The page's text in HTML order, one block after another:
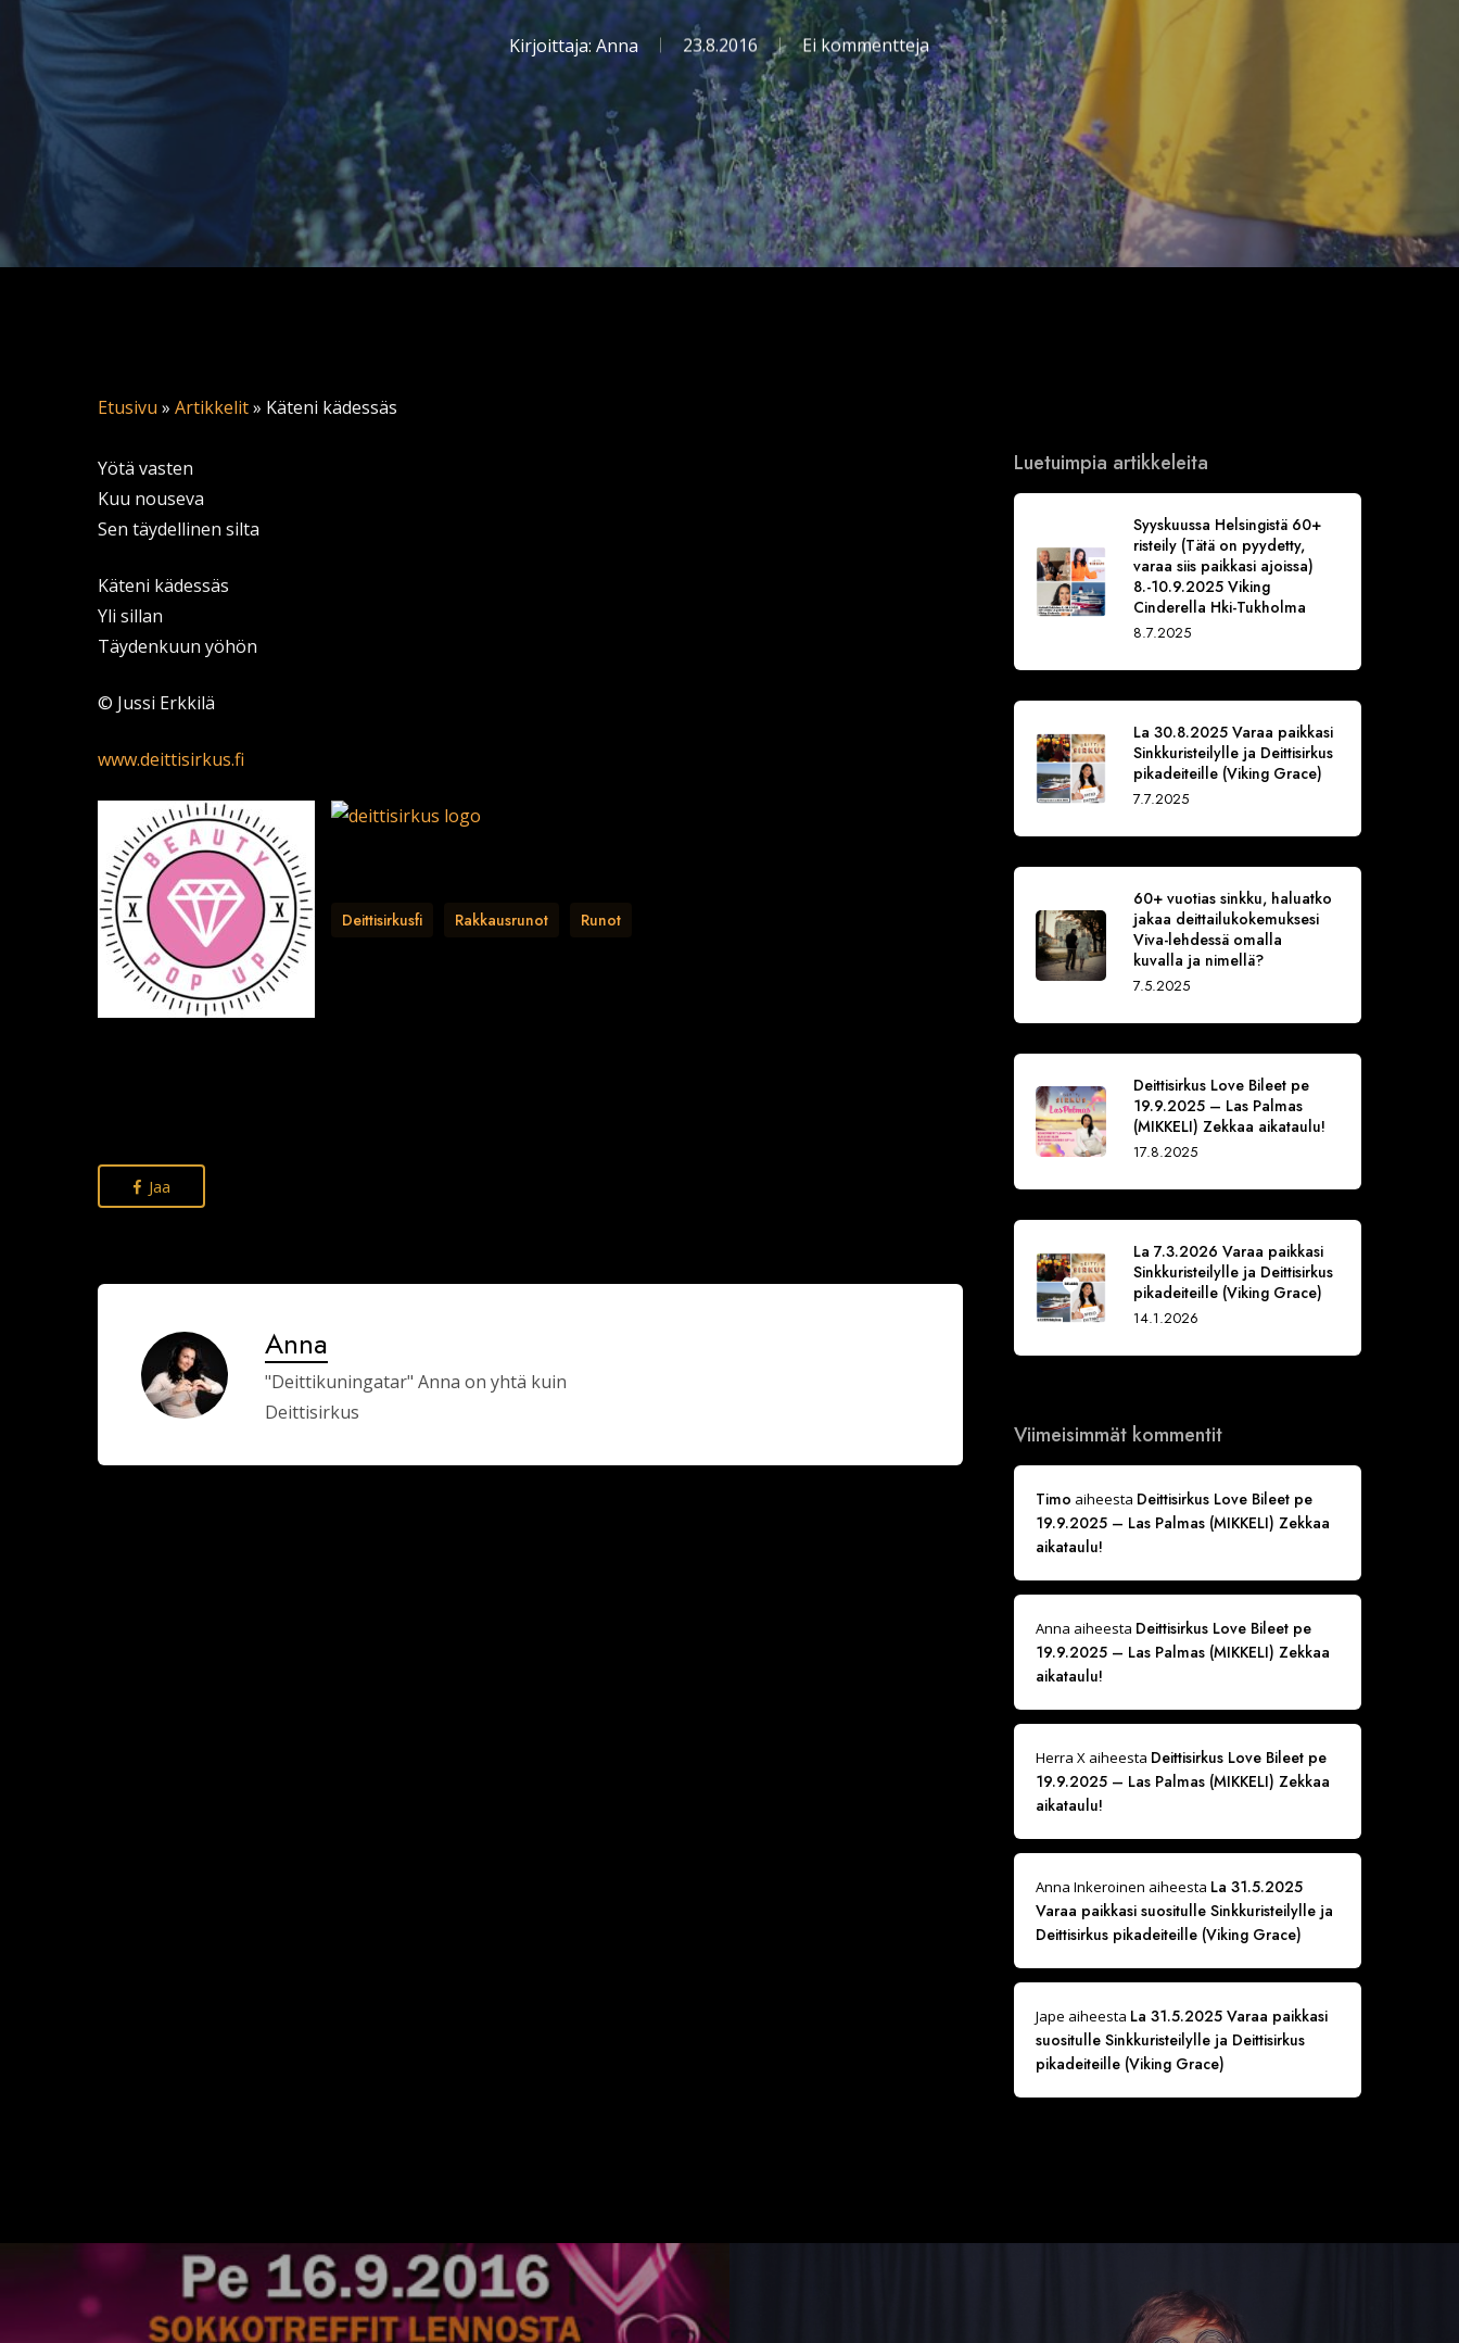
Kirjoittaja: Anna 23.8.2016 Ei kommentteja
Etusivu » Artikkelit» Käteni kädessäs
Yötä vasten
Kuu nouseva
Sen täydellinen silta
Käteni kädessäs
Yli sillan
Täydenkuun yöhön
© Jussi Erkkilä
www.deittisirkus.fi
Deittisirkusfi Rakkausrunot Runot
Jaa
Anna
"Deittikuningatar" Anna on yhtä kuin
Deittisirkus
Luetuimpia artikkeleita
Syyskuussa Helsingistä 60+
risteily (Tätä on pyydetty,
varaa siis paikkasi ajoissa)
8.-10.9.2025 Viking
Cinderella Hki-Tukholma
8.7.2025
La 30.8.2025 Varaa paikkasi
Sinkkuristeilylle ja Deittisirkus
pikadeiteille (Viking Grace)
7.7.2025
60+ vuotias sinkku, haluatko
jakaa deittailukokemuksesi
Viva-lehdessä omalla
kuvalla ja nimellä?
7.5.2025
Deittisirkus Love Bileet pe
19.9.2025 – Las Palmas
(MIKKELI) Zekkaa aikataulu!
17.8.2025
La 7.3.2026 Varaa paikkasi
Sinkkuristeilylle ja Deittisirkus
pikadeiteille (Viking Grace)
14.1.2026
Viimeisimmät kommentit
Timo aiheesta Deittisirkus Love Bileet pe
19.9.2025 – Las Palmas (MIKKELI) Zekkaa
aikataulu!
Anna aiheesta Deittisirkus Love Bileet pe
19.9.2025 – Las Palmas (MIKKELI) Zekkaa
aikataulu!
Herra Xaiheesta Deittisirkus Love Bileet pe
19.9.2025 – Las Palmas (MIKKELI) Zekkaa
aikataulu!
Anna Inkeroinen aiheesta La 31.5.2025
Varaa paikkasi suositulle Sinkkuristeilylle ja
Deittisirkus pikadeiteille (Viking Grace)
Jape aiheesta La 31.5.2025 Varaa paikkasi
suositulle Sinkkuristeilylle ja Deittisirkus
pikadeiteille (Viking Grace)